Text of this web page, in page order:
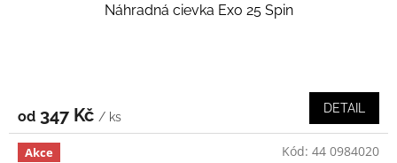
Náhradná cievka Exo 25 Spin
od 347 Kč / ks
DETAIL
Akce Kód: 44 0984020